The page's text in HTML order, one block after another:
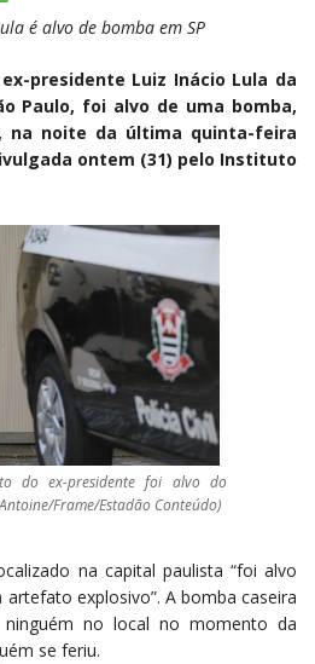
é alvo de bomba em SP
presidente Luiz Inácio Lula da
Paulo, foi alvo de uma bomba,
na noite da última quinta-feira
ontem (31) pelo Instituto
do ex-presidente foi alvo do
Frame/Estadão Conteúdo)
na capital paulista “foi alvo
explosivo”. A bomba caseira
no local no momento da
se feriu.